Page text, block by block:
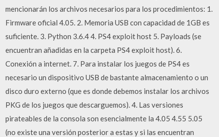
mencionarán los archivos necesarios para los procedimientos: 1.
Firmware oficial 4.05. 2. Memoria USB con capacidad de 1GB es
suficiente. 3. Python 3.6.4 4. PS4 exploit host 5. Payloads (se
encuentran añadidas en la carpeta PS4 exploit host). 6.
Conexión a internet. 7. Para instalar los juegos de PS4 es
necesario un dispositivo USB de bastante almacenamiento o un
disco duro externo (que es donde debemos instalar los archivos
PKG de los juegos que descarguemos). 4. Las versiones
pirateables de la consola son esencialmente la 4.05 4.55 5.05
(no existe una versión posterior a estas y si las encuentran